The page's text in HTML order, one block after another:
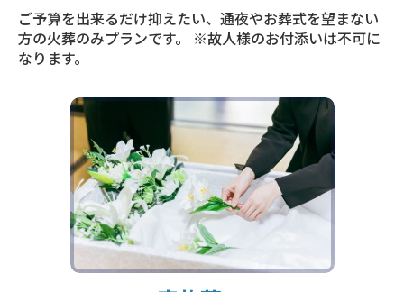
ご予算を出来るだけ抑えたい、通夜やお葬式を望まない
方の火葬のみプランです。 ※故人様のお付添いは不可に
なります。